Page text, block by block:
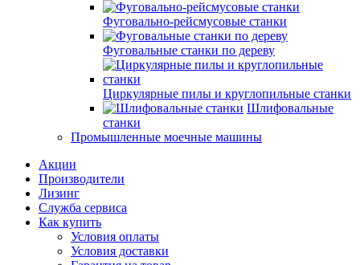
Фуговально-рейсмусовые станки
Фуговальные станки по дереву
Циркулярные пилы и круглопильные станки
Шлифовальные
станки
Промышленные моечные машины
Акции
Производители
Лизинг
Служба сервиса
Как купить
Условия оплаты
Условия доставки